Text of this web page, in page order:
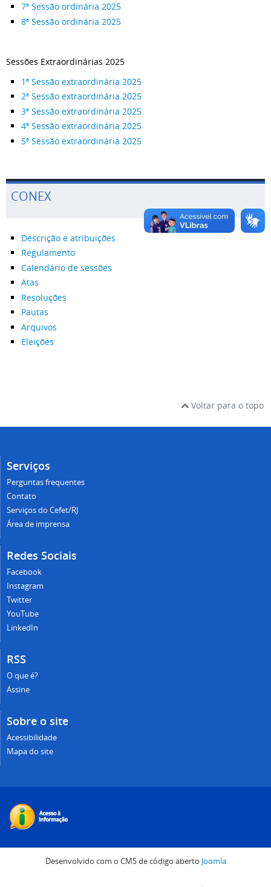
7ª Sessão ordinária 2025
8ª Sessão ordinária 2025
Sessões Extraordinárias 2025
1ª Sessão extraordinária 2025
2ª Sessão extraordinária 2025
3ª Sessão extraordinária 2025
4ª Sessão extraordinária 2025
5ª Sessão extraordinária 2025
CONEX
Descrição e atribuições
Regulamento
Calendário de sessões
Atas
Resoluções
Pautas
Arquivos
Eleições
Voltar para o topo
Serviços
Perguntas frequentes
Contato
Serviços do Cefet/RJ
Área de imprensa
Redes Sociais
Facebook
Instagram
Twitter
YouTube
LinkedIn
RSS
O que é?
Assine
Sobre o site
Acessibilidade
Mapa do site
Desenvolvido com o CMS de código aberto Joomla